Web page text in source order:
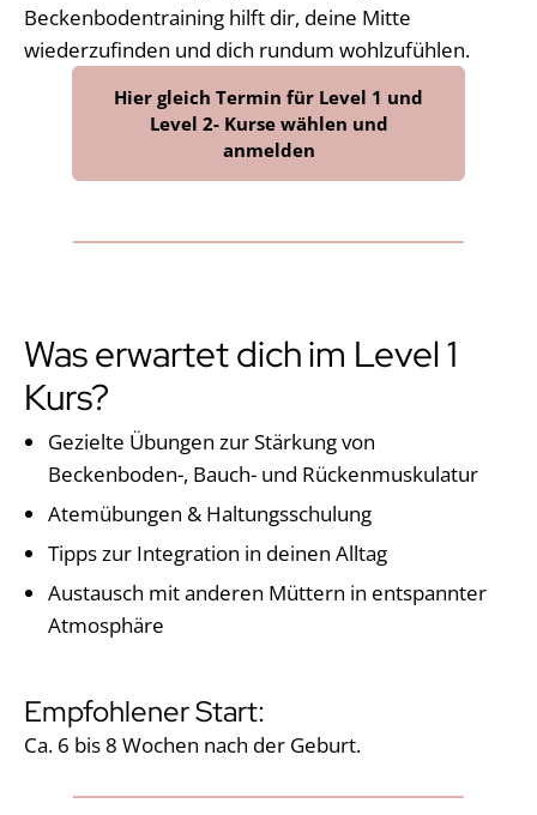
Beckenbodentraining hilft dir, deine Mitte
wiederzufinden und dich rundum wohlzufühlen.
Hier gleich Termin für Level 1 und
Level 2- Kurse wählen und
anmelden
Was erwartet dich im Level 1
Kurs?
Gezielte Übungen zur Stärkung von
Beckenboden-, Bauch- und Rückenmuskulatur
Atemübungen & Haltungsschulung
Tipps zur Integration in deinen Alltag
Austausch mit anderen Müttern in entspannter
Atmosphäre
Empfohlener Start:
Ca. 6 bis 8 Wochen nach der Geburt.